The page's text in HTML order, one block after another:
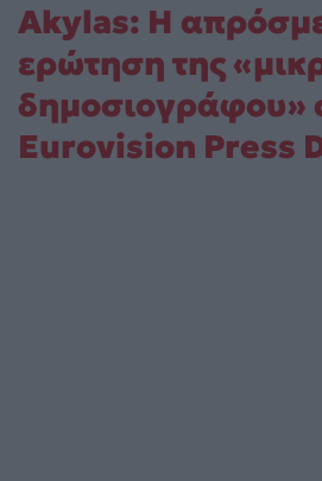
Akylas: Η
ερώτηση της
δημοσιογράφου»
Eurovision Press